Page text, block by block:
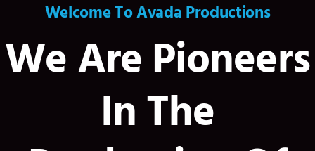
Welcome To Avada Productions
We Are Pioneers
In The